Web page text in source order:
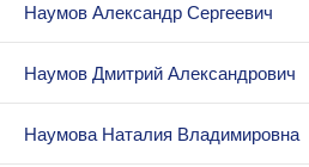
Наумов Александр Сергеевич
Наумов Дмитрий Александрович
Наумова Наталия Владимировна